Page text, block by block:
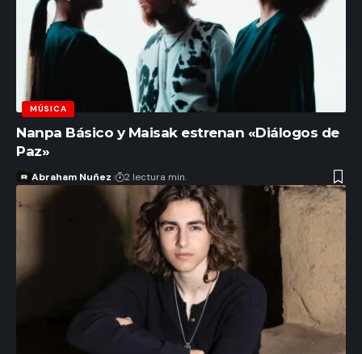
MÚSICA
Nanpa Básico y Maisak estrenan «Diálogos de
Paz»
Abraham Nuñez 2 lectura min.